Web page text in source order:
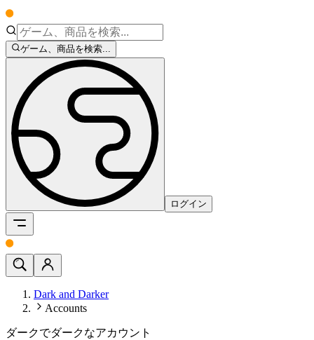
ゲーム、商品を検索...
ログイン
Dark and Darker
Accounts
ダークでダークなアカウント